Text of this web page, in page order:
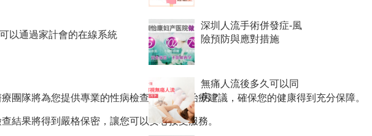
以通過家計會的在線系統
團隊將為您提供專業的性病檢查、診斷和治療建議，確保您的健康得到充分保障。
結果將得到嚴格保密，讓您可以安心接受服務。
深圳人流手術併發症-風
險預防與應對措施
無痛人流後多久可以同
房？